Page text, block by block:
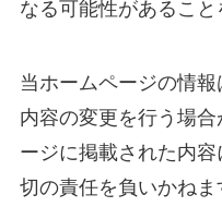
なる可能性があること
当ホームページの情報
内容の変更を行う場
ージに掲載された内
切の責任を負いかねま